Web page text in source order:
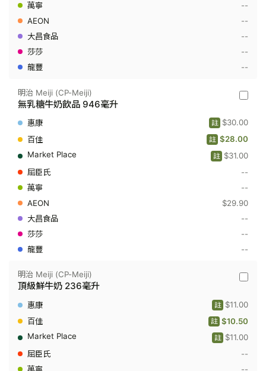
飲
200
毫
--
--
--
--
--
明
Meiji
(CP-
Meiji)
無
糖
飲
946
毫
明治 Meiji (CP-Meiji)
無乳糖牛奶飲品 946毫升
$30.00
註
$28.00
註
$31.00
註
--
--
$29.90
--
--
--
明
Meiji
(CP-
Meiji)
頂
鮮
明治 Meiji (CP-Meiji)
頂級鮮牛奶 236毫升
$11.00
註
$10.50
註
$11.00
註
--